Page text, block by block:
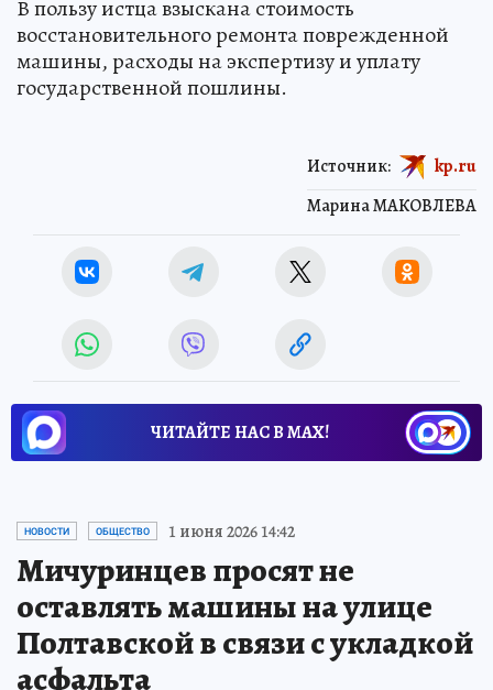
В пользу истца взыскана стоимость
восстановительного ремонта поврежденной
машины, расходы на экспертизу и уплату
государственной пошлины.
Марина МАКОВЛЕВА
Источник: kp.ru
ЧИТАЙТЕ НАС В МАХ!
НОВОСТИ ОБЩЕСТВО 1 июня 2026 14:42
Мичуринцев просят не
оставлять машины на улице
Полтавской в связи с укладкой
асфальта